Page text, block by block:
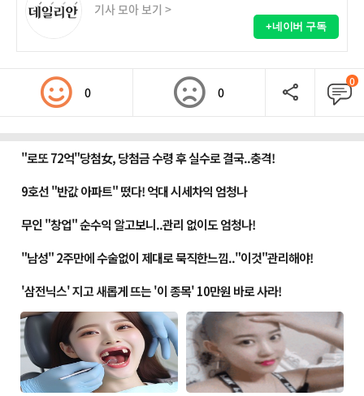
기사 모아 보기 >
+네이버 구독
0 0
0